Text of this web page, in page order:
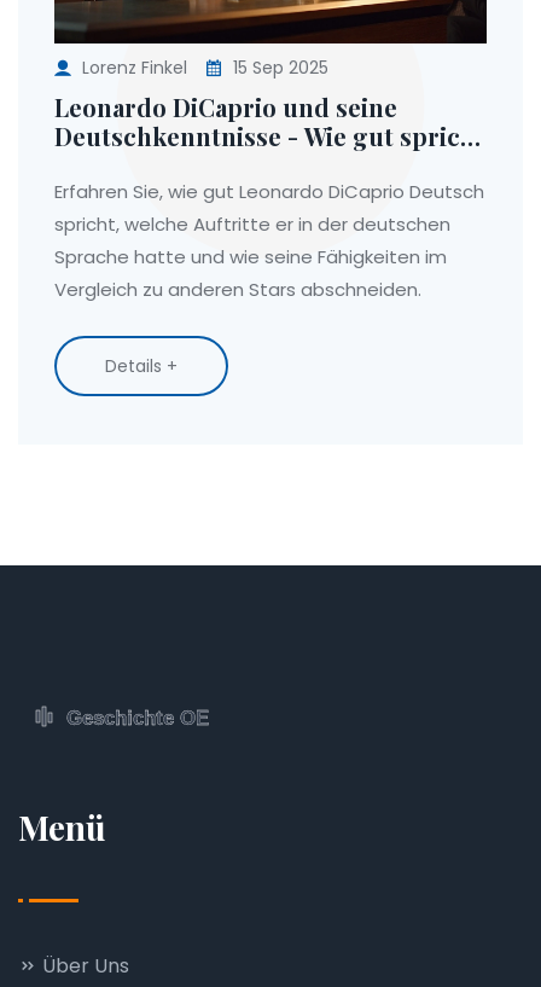
Lorenz Finkel 15 Sep 2025
Leonardo DiCaprio und seine
Deutschkenntnisse - Wie gut spricht
Erfahren Sie, wie gut Leonardo DiCaprio Deutsch
spricht, welche Auftritte er in der deutschen
Sprache hatte und wie seine Fähigkeiten im
Vergleich zu anderen Stars abschneiden.
Details +
Menü
Über Uns